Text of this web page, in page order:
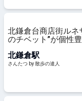
北鎌倉台商店街ルネ
のチベット”が個性
by 散歩の達人
北鎌倉駅
さんたつ by 散歩の達人